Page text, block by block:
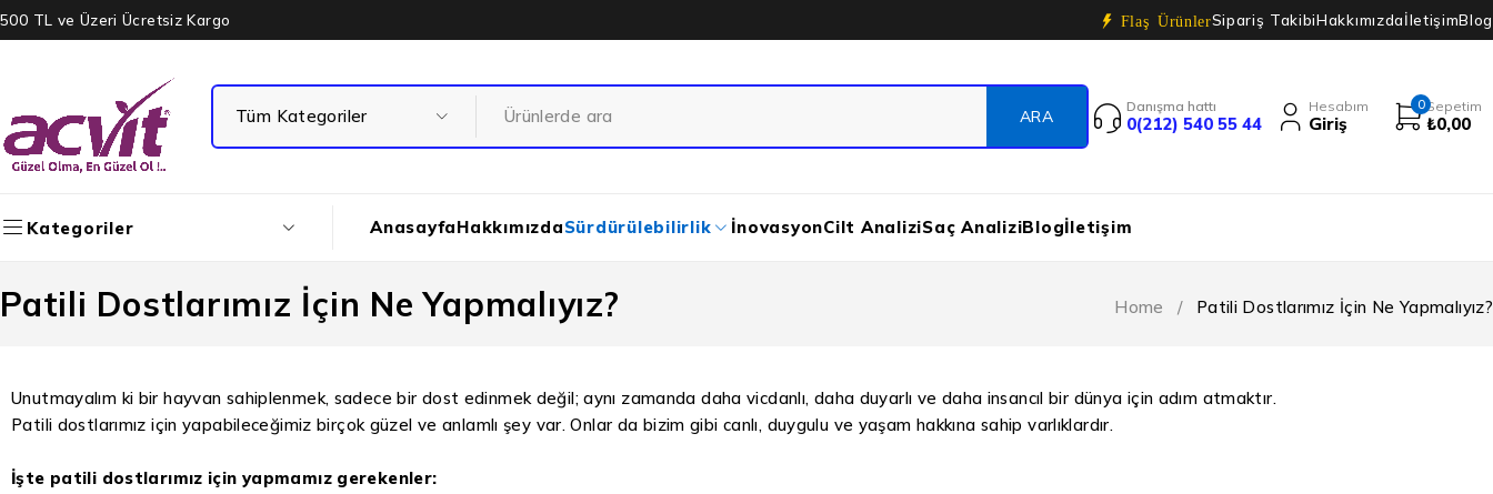
500 TL ve Üzeri Ücretsiz Kargo Flaş ÜrünlerSipariş TakibiHakkımızdaİletişimBlog
Danışma hattı
0(212) 540 55 44
Hesabım
Giriş
0Sepetim
₺0,00
Kategoriler AnasayfaHakkımızdaSürdürülebilirlik İnovasyonCilt AnaliziSaç AnaliziBlogİletişim
Patili Dostlarımız İçin Ne Yapmalıyız? Home / Patili Dostlarımız İçin Ne Yapmalıyız?
Unutmayalım ki bir hayvan sahiplenmek, sadece bir dost edinmek değil; aynı zamanda daha vicdanlı, daha duyarlı ve daha insancıl bir dünya için adım atmaktır.
Patili dostlarımız için yapabileceğimiz birçok güzel ve anlamlı şey var. Onlar da bizim gibi canlı, duygulu ve yaşam hakkına sahip varlıklardır.
İşte patili dostlarımız için yapmamız gerekenler: